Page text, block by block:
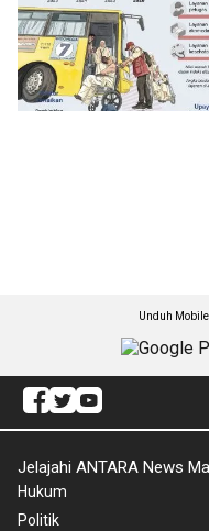
Unduh
Jelajahi ANTARA News
Hukum
Politik